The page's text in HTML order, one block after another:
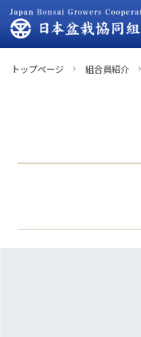
トップページ 組合員紹介